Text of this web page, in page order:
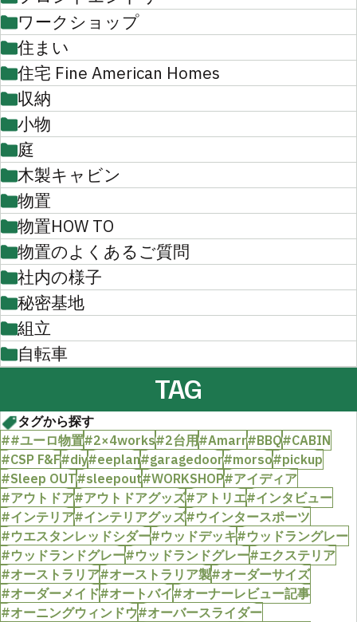
ワークショップ
住まい
住宅 Fine American Homes
収納
小物
庭
木製キャビン
物置
物置HOW TO
物置のよくあるご質問
社内の様子
秘密基地
組立
自転車
TAG
タグから探す
##ユーロ物置#2×4works#2台用#Amarr#BBQ#CABIN
#CSP F&F#diy#eeplan#garagedoor#morso#pickup
#Sleep OUT#sleepout#WORKSHOP#アイディア
#アウトドア#アウトドアグッズ#アトリエ#インタビュー
#インテリア#インテリアグッズ#ウインタースポーツ
#ウエスタンレッドシダー#ウッドデッキ#ウッドラングレー
#ウッドランドグレー#ウッドランドグレー#エクステリア
#オーストラリア#オーストラリア製#オーダーサイズ
#オーダーメイド#オートバイ#オーナーレビュー記事
#オーニングウィンドウ#オーバースライダー